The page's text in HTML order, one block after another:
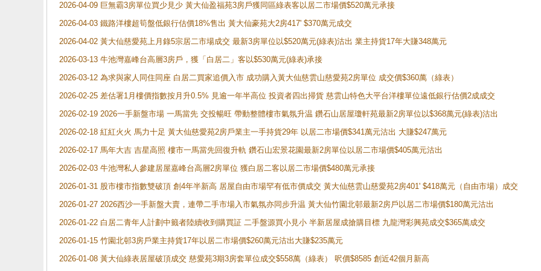
2026-04-09 巨無霸3房單位買少見少 黃大仙盈福苑3房戶獲同區綠表客以居二市場價$520萬元承接
2026-04-03 鐵路洋樓超筍盤低銀行估價18%售出 黃大仙豪苑大2房417' $370萬元成交
2026-04-02 黃大仙慈愛苑上月錄5宗居二市場成交 最新3房單位以$520萬元(綠表)沽出 業主持貨17年大賺348萬元
2026-03-13 牛池灣嘉峰台高層3房戶，獲「白居二」客以$530萬元(綠表)承接
2026-03-12 為求與家人同住同座 白居二買家追價入市 成功購入黃大仙慈雲山慈愛苑2房單位 成交價$360萬（綠表）
2026-02-25 差估署1月樓價指數按月升0.5% 見逾一年半高位 投資者四出掃貨 慈雲山特色大平台洋樓單位遠低銀行估價2成成交
2026-02-19 2026一手新盤市場 一馬當先 交投暢旺 帶動整體樓市氣氛升温 鑽石山居屋瓊軒苑最新2房單位以$368萬元(綠表)沽出
2026-02-18 紅紅火火 馬力十足 黃大仙慈愛苑2房戶業主一手持貨29年 以居二市場價$341萬元沽出 大賺$247萬元
2026-02-17 馬年大吉 吉星高照 樓市一馬當先回復升軌 鑽石山宏景花園最新2房單位以居二市場價$405萬元沽出
2026-02-03 牛池灣私人參建居屋嘉峰台高層2房單位 獲白居二客以居二市場價$480萬元承接
2026-01-31 股市樓市指數雙破頂 創4年半新高 居屋自由市場罕有低市價成交 黃大仙慈雲山慈愛苑2房401' $418萬元（自由市場）成交
2026-01-27 2026西沙一手新盤大賣，連帶二手市場入市氣氛亦同步升温 黃大仙竹園北邨最新2房戶以居二市場價$180萬元沽出
2026-01-22 白居二青年人計劃中籤者陸續收到購買証 二手盤源買小見小 半新居屋成搶購目標 九龍灣彩興苑成交$365萬成交
2026-01-15 竹園北邨3房戶業主持貨17年以居二市場價$260萬元沽出大賺$235萬元
2026-01-08 黃大仙綠表居屋破頂成交 慈愛苑3期3房套單位成交$558萬（綠表） 呎價$8585 創近42個月新高